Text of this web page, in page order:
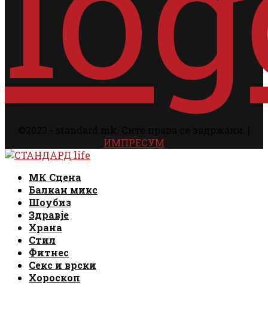
ИМПРЕСУМ
Facebook
Instagram
Email
Rss
МК Сцена
Балкан микс
Шоубиз
Здравје
Храна
Стил
Фитнес
Секс и врски
Хороскоп